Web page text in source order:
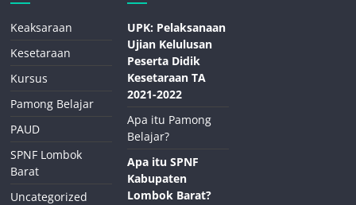
Keaksaraan
Kesetaraan
Kursus
Pamong Belajar
PAUD
SPNF Lombok
Barat
Uncategorized
UPK: Pelaksanaan
Ujian Kelulusan
Peserta Didik
Kesetaraan TA
2021-2022
Apa itu Pamong
Belajar?
Apa itu SPNF
Kabupaten
Lombok Barat?